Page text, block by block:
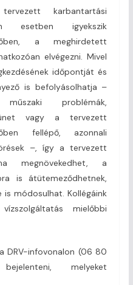
karbantartási
esetben igyekszik
a meghirdetett
elvégezni. Mivel
időpontját és
is befolyásolhatja –
problémák,
vagy a tervezett
fellépő, azonnali
–, így a tervezett
megnövekedhet, a
is átütemeződhetnek,
módosulhat. Kollégáink
mielőbbi
DRV-infovonalon (06 80
melyeket